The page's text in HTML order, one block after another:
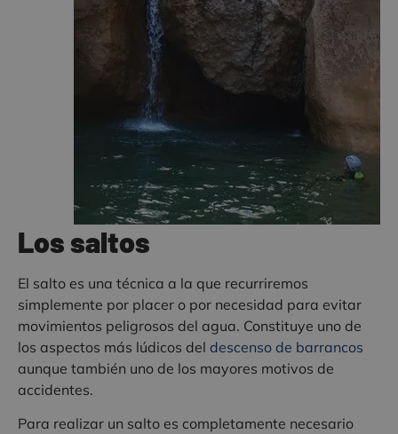
Los saltos
El salto es una técnica a la que recurriremos
simplemente por placer o por necesidad para evitar
movimientos peligrosos del agua. Constituye uno de
los aspectos más lúdicos del descenso de barrancos
aunque también uno de los mayores motivos de
accidentes.
Para realizar un salto es completamente necesario